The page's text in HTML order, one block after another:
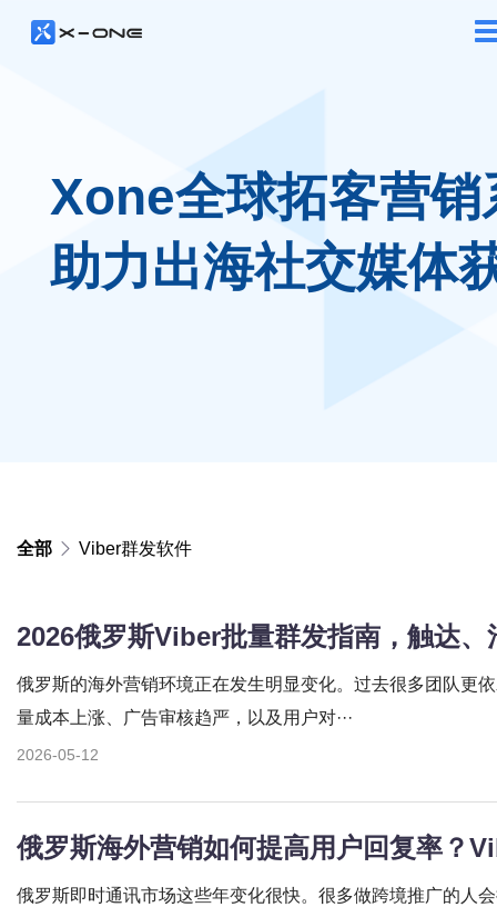
Xone全球拓客营销
助力出海社交媒体
全部 Viber群发软件
俄罗斯的海外营销环境正在发生明显变化。过去很多团队更
量成本上涨、广告审核趋严，以及用户对···
2026-05-12
俄罗斯即时通讯市场这些年变化很快。很多做跨境推广的人